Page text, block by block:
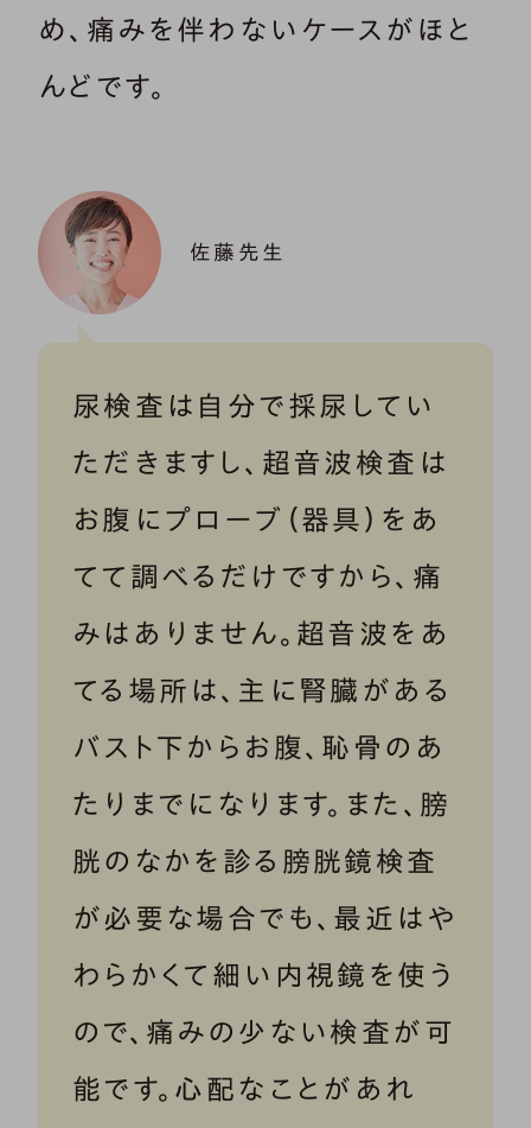
め、痛みを伴わないケースがほと
んどです。
佐藤先生
尿検査は自分で採尿してい
ただきますし、超音波検査は
お腹にプローブ（器具）をあ
てて調べるだけですから、痛
みはありません。超音波をあ
てる場所は、主に腎臓がある
バスト下からお腹、恥骨のあ
たりまでになります。また、膀
胱のなかを診る膀胱鏡検査
が必要な場合でも、最近はや
わらかくて細い内視鏡を使う
ので、痛みの少ない検査が可
能です。心配なことがあれ